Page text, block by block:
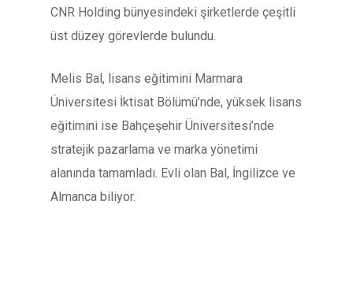
CNR Holding bünyesindeki şirketlerde çeşitli
üst düzey görevlerde bulundu.
Melis Bal, lisans eğitimini Marmara
Üniversitesi İktisat Bölümü’nde, yüksek lisans
eğitimini ise Bahçeşehir Üniversitesi’nde
stratejik pazarlama ve marka yönetimi
alanında tamamladı. Evli olan Bal, İngilizce ve
Almanca biliyor.